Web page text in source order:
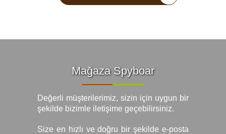
Mağaza Spyboar
Değerli müşterilerimiz, sizin için uygun bir
şekilde bizimle iletişime geçebilirsiniz.
Size en hızlı ve doğru bir şekilde e-posta